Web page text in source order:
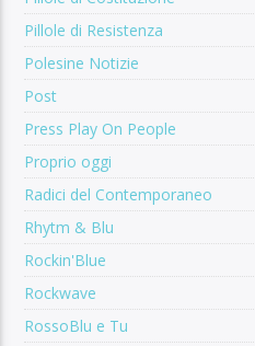
Pillole di Resistenza
Polesine Notizie
Post
Press Play On People
Proprio oggi
Radici del Contemporaneo
Rhytm & Blu
Rockin'Blue
Rockwave
RossoBlu e Tu